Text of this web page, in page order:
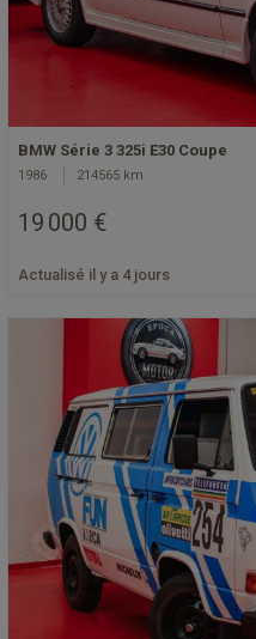
BMW Série 3 325i E30 Coupe
1986 214565 km
19 000 €
Actualisé il y a 4 jours